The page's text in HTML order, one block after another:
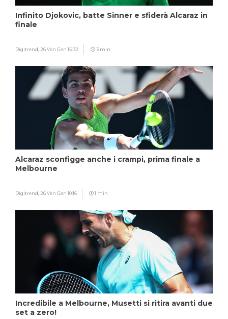
Infinito Djokovic, batte Sinner e sfiderà Alcaraz in
finale
Digitrend, 26 Ven Gen 15:32 3 min
Alcaraz sconfigge anche i crampi, prima finale a
Melbourne
Digitrend, 26 Ven Gen 10:16 1 min
Incredibile a Melbourne, Musetti si ritira avanti due
set a zero!